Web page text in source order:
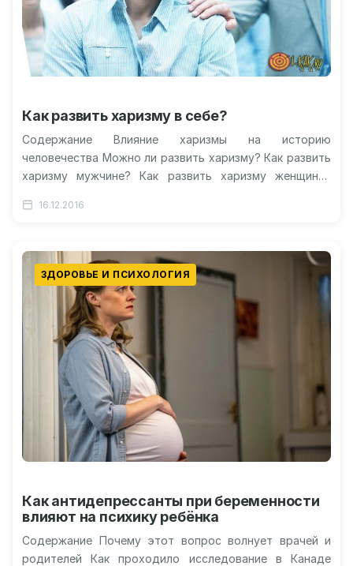
Как развить харизму в себе?
Содержание Влияние харизмы на историю
человечества Можно ли развить харизму? Как развить
харизму мужчине? Как развить харизму женщине?
развиваем в…
16.12.2016
ЗДОРОВЬЕ И ПСИХОЛОГИЯ
Как антидепрессанты при беременности
влияют на психику ребёнка
Содержание Почему этот вопрос волнует врачей и
родителей Как проходило исследование в Канаде